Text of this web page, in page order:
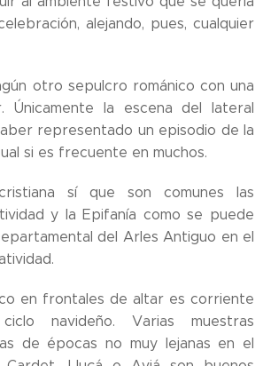
alejando, pues, cualquier
otro sepulcro románico con una
Únicamente la escena del lateral
representado un episodio de la
si es frecuente en muchos.
sí que son comunes las
y la Epifanía como se puede
del Arles Antiguo en el
en frontales de altar es corriente
navideño. Varias muestras
de épocas no muy lejanas en el